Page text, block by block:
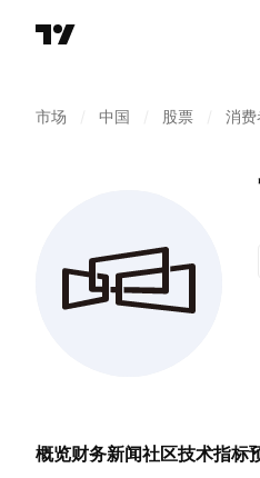
市场 中国 股票 消费
概览财务新闻社区技术指标